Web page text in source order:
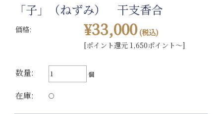
「子」（ねずみ） 干支香合
価格: ¥33,000 (税込)
[ポイント還元 1,650ポイント～]
数量: 個
在庫: ○